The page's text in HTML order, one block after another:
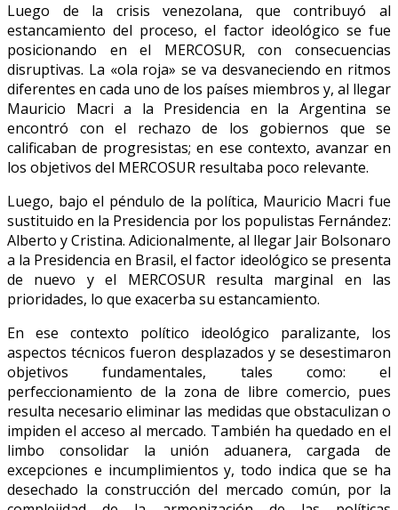
Luego de la crisis venezolana, que contribuyó al
estancamiento del proceso, el factor ideológico se fue
posicionando en el MERCOSUR, con consecuencias
disruptivas. La «ola roja» se va desvaneciendo en ritmos
diferentes en cada uno de los países miembros y, al llegar
Mauricio Macri a la Presidencia en la Argentina se
encontró con el rechazo de los gobiernos que se
calificaban de progresistas; en ese contexto, avanzar en
los objetivos del MERCOSUR resultaba poco relevante.
Luego, bajo el péndulo de la política, Mauricio Macri fue
sustituido en la Presidencia por los populistas Fernández:
Alberto y Cristina. Adicionalmente, al llegar Jair Bolsonaro
a la Presidencia en Brasil, el factor ideológico se presenta
de nuevo y el MERCOSUR resulta marginal en las
prioridades, lo que exacerba su estancamiento.
En ese contexto político ideológico paralizante, los
aspectos técnicos fueron desplazados y se desestimaron
objetivos fundamentales, tales como: el
perfeccionamiento de la zona de libre comercio, pues
resulta necesario eliminar las medidas que obstaculizan o
impiden el acceso al mercado. También ha quedado en el
limbo consolidar la unión aduanera, cargada de
excepciones e incumplimientos y, todo indica que se ha
desechado la construcción del mercado común, por la